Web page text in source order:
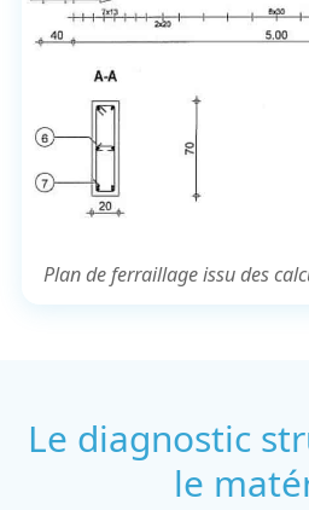
Plan de ferraillage issu des
Le diagnostic
le